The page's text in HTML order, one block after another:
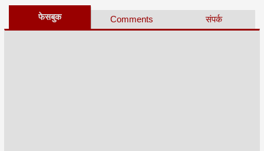
फेसबुक Comments संपर्क